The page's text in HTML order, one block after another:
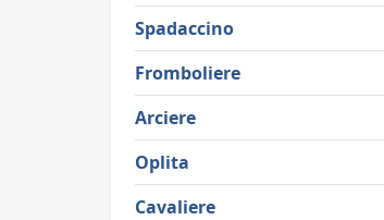
Spadaccino
Fromboliere
Arciere
Oplita
Cavaliere